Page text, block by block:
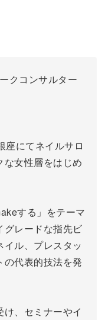
クコンサルター
座にてネイルサロ
な女性層をはじめ
する」をテーマ
グレードな指先ビ
イル、プレスタッ
代表的技法を発
、セミナーやイ